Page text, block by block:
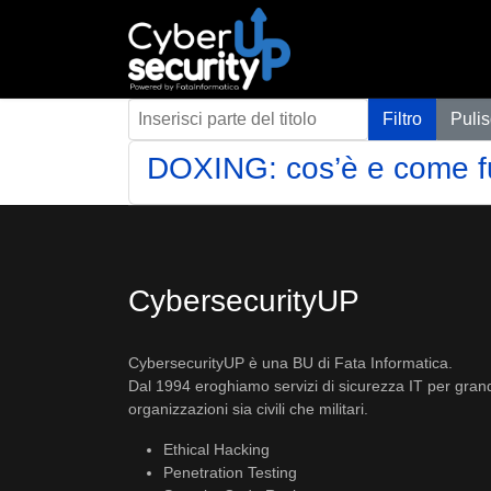
Inserisci parte del titolo Filtro
DOXING: cos’è e come
CybersecurityUP
CybersecurityUP è una BU di Fata Informatica.
Dal 1994 eroghiamo servizi di sicurezza IT per
organizzazioni sia civili che militari.
Ethical Hacking
Penetration Testing